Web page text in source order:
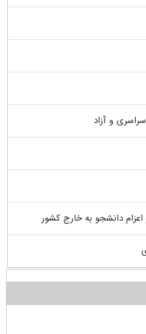
و آزاد
دانشجو به خارج کشور